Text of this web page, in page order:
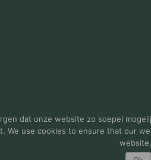
Disclaimer Privacy
dat onze website zo soepel
We use cookies to ensure that our